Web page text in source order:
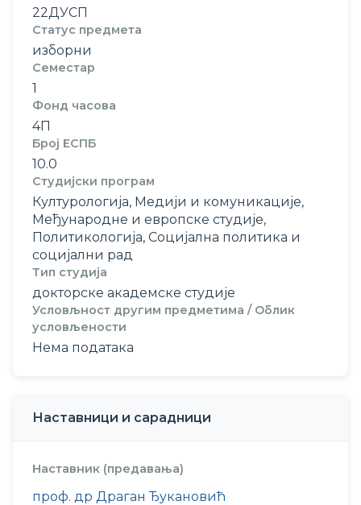
22ДУСП
Статус предмета
изборни
Семестар
1
Фонд часова
4П
Број ЕСПБ
10.0
Студијски програм
Културологија, Медији и комуникације,
Међународне и европске студије,
Политикологија, Социјална политика и
социјални рад
Тип студија
докторске академске студије
Условљност другим предметима / Облик
условљености
Нема података
Наставници и сарадници
Наставник (предавања)
проф. др Драган Ђукановић